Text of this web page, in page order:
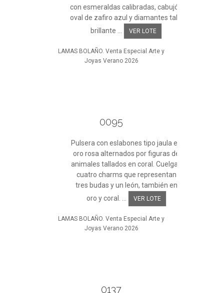
con esmeraldas calibradas, cabujón
oval de zafiro azul y diamantes talla
brillante ...
VER LOTE
LAMAS BOLAÑO. Venta Especial Arte y
Joyas Verano 2026
0095
Pulsera con eslabones tipo jaula en
oro rosa alternados por figuras de
animales tallados en coral. Cuelgan
cuatro charms que representan
tres budas y un león, también en
oro y coral. ...
VER LOTE
LAMAS BOLAÑO. Venta Especial Arte y
Joyas Verano 2026
0137